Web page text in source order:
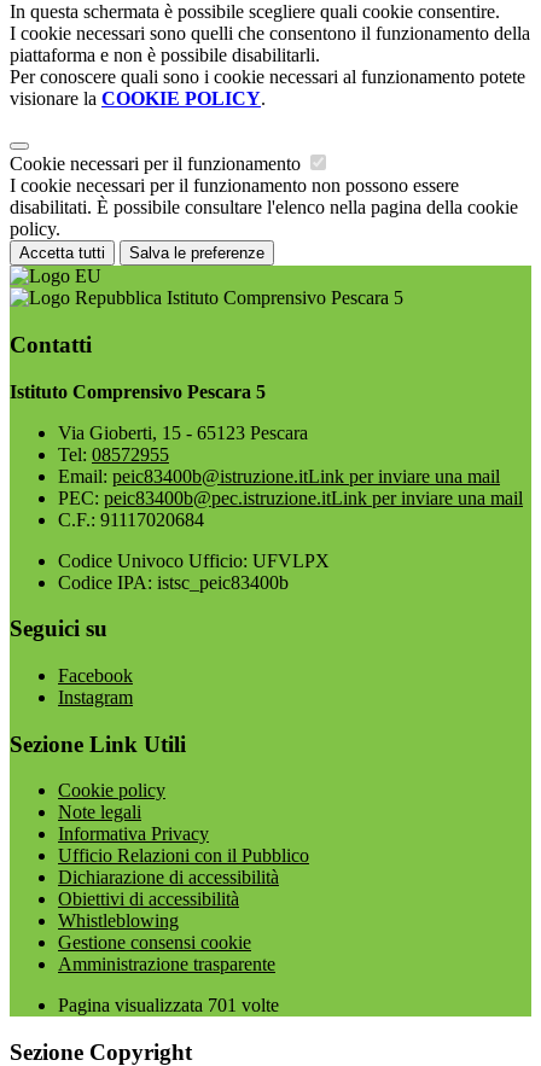
In questa schermata è possibile scegliere quali cookie consentire.
I cookie necessari sono quelli che consentono il funzionamento della
piattaforma e non è possibile disabilitarli.
Per conoscere quali sono i cookie necessari al funzionamento potete
visionare la COOKIE POLICY.
Cookie necessari per il funzionamento
I cookie necessari per il funzionamento non possono essere
disabilitati. È possibile consultare l'elenco nella pagina della cookie
policy.
Accetta tutti Salva le preferenze
Istituto Comprensivo Pescara 5
Contatti
Istituto Comprensivo Pescara 5
Via Gioberti, 15 - 65123 Pescara
Tel: 08572955
Email: peic83400b@istruzione.itLink per inviare una mail
PEC: peic83400b@pec.istruzione.itLink per inviare una mail
C.F.: 91117020684
Codice Univoco Ufficio: UFVLPX
Codice IPA: istsc_peic83400b
Seguici su
Facebook
Instagram
Sezione Link Utili
Cookie policy
Note legali
Informativa Privacy
Ufficio Relazioni con il Pubblico
Dichiarazione di accessibilità
Obiettivi di accessibilità
Whistleblowing
Gestione consensi cookie
Amministrazione trasparente
Pagina visualizzata 701 volte
Sezione Copyright